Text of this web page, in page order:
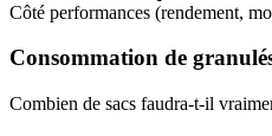
Côté performances (rendement,
Consommation de
Combien de sacs faudra-t-il